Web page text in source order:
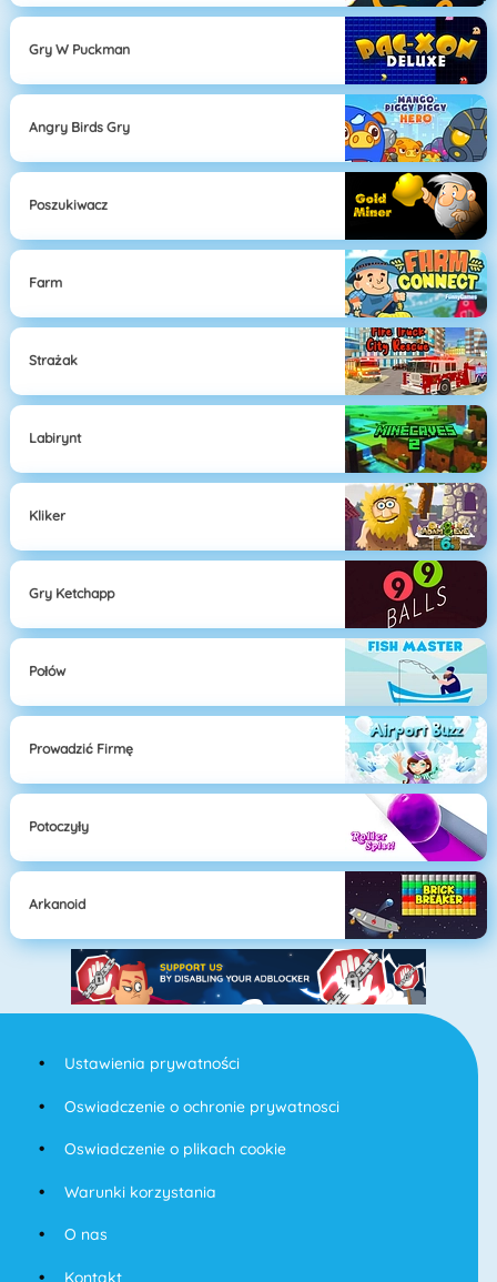
Gry W Puckman
Angry Birds Gry
Poszukiwacz
Farm
Strażak
Labirynt
Kliker
Gry Ketchapp
Połów
Prowadzić Firmę
Potoczyły
Arkanoid
Ustawienia prywatności
Oswiadczenie o ochronie prywatnosci
Oswiadczenie o plikach cookie
Warunki korzystania
O nas
Kontakt